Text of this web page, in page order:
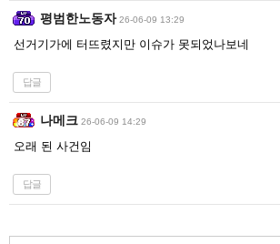
평범한노동자 26-06-09 13:29
선거기가에 터뜨렸지만 이슈가 못되었나보네
답글
나메크 26-06-09 14:29
오래 된 사건임
답글